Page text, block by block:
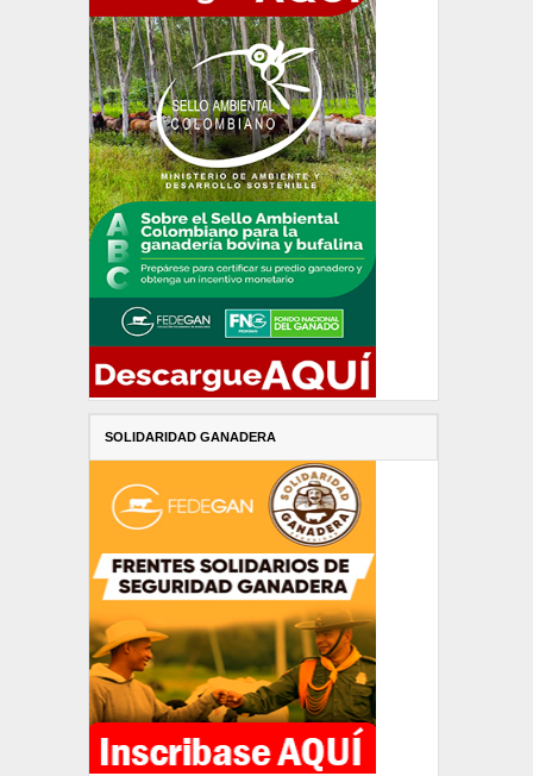
SOLIDARIDAD GANADERA